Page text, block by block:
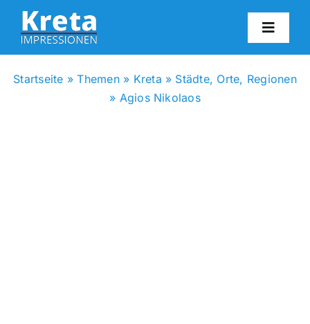
Zum
Inhalt
springen
Startseite »Themen» Kreta » Städte, Orte, Regionen
» Agios Nikolaos